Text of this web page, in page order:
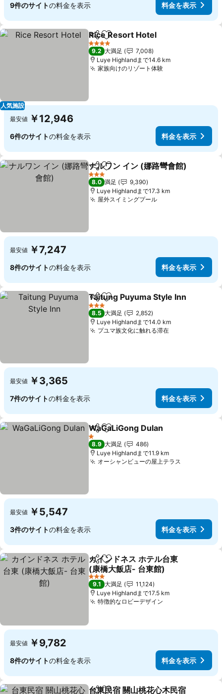
9件のサイトの料金を表示 料金を表示
人気施設
シェアお気に入りに追加
Rice Resort Hotel
4 ホテルのランク
9.2 大満足
7,008
Luye Highlandまで14.6 km
家族向けのリゾート体験料金を表示
最安値 ￥12,946
6件のサイトの料金を表示 料金を表示
シェアお気に入りに追加
ナルワン イン (娜路彎會館)
3 ホテルのランク
8.0 満足
9,390
Luye Highlandまで17.3 km
屋外スイミングプール料金を表示
最安値 ￥7,247
8件のサイトの料金を表示 料金を表示
シェアお気に入りに追加
Taitung Puyuma Style Inn
3 ホテルのランク
8.5 大満足
2,852
Luye Highlandまで14.0 km
プユマ族文化に触れる滞在料金を表示
最安値 ￥3,365
7件のサイトの料金を表示 料金を表示
シェアお気に入りに追加
WaGaLiGong Dulan
1 ホテルのランク
8.9 大満足
486
Luye Highlandまで11.9 km
オーシャンビューの屋上テラス
最安値 ￥5,547
3件のサイトの料金を表示 料金を表示
シェアお気に入りに追加
カインドネス ホテル台東
(康橋大飯店- 台東館)
料金を表示
3 ホテルのランク
9.1 大満足
11,124
Luye Highlandまで17.5 km
特徴的なロビーデザイン
最安値 ￥9,782
8件のサイトの料金を表示 料金を表示
台東民宿 關山桃花心木民宿